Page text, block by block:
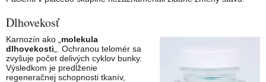
Dlhovekosť
Karnozín ako „molekula
dlhovekosti„. Ochranou telomér sa
zvyšuje počet delivých cyklov bunky.
Výsledkom je predĺženie
regeneračnej schopnosti tkanív,